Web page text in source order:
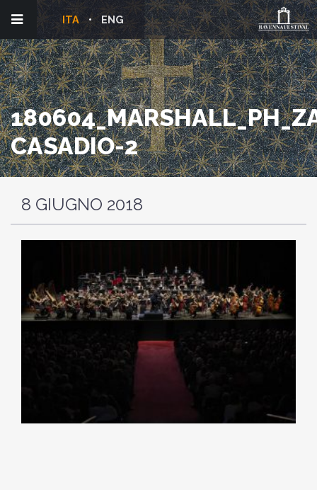
ENG
ITA
CASADIO-2
8 GIUGNO 2018